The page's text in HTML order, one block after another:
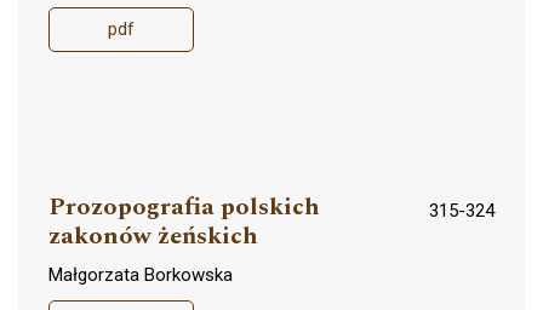
pdf
Prozopografia polskich
zakonów żeńskich
315-324
Małgorzata Borkowska